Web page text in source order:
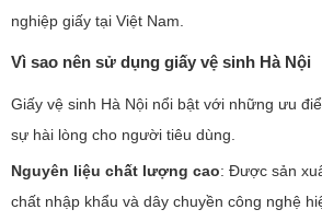
nghiệp giấy tại Việt Nam.
Vì sao nên sử dụng giấy vệ sinh Hà Nội
Giấy vệ sinh Hà Nội nổi bật với những ưu
sự hài lòng cho người tiêu dùng.
Nguyên liệu chất lượng cao: Được sản
chất nhập khẩu và dây chuyền công nghệ